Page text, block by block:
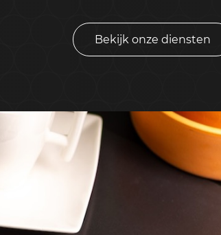
Bekijk onze diensten